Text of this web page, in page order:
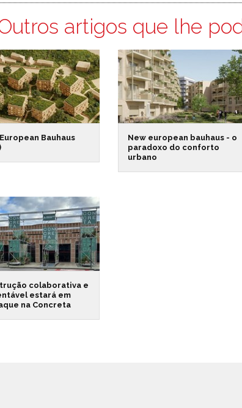
artigos que lhe
Bauhaus
New european bauhaus - o
paradoxo do conforto
urbano
colaborativa e
estará em
na Concreta